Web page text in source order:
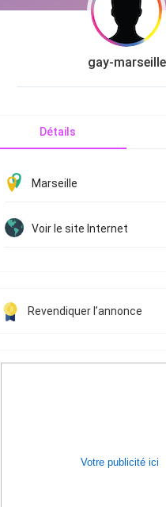
gay-marseille
Détails
Marseille
Voir le site Internet
Revendiquer l’annonce
Votre publicité ici